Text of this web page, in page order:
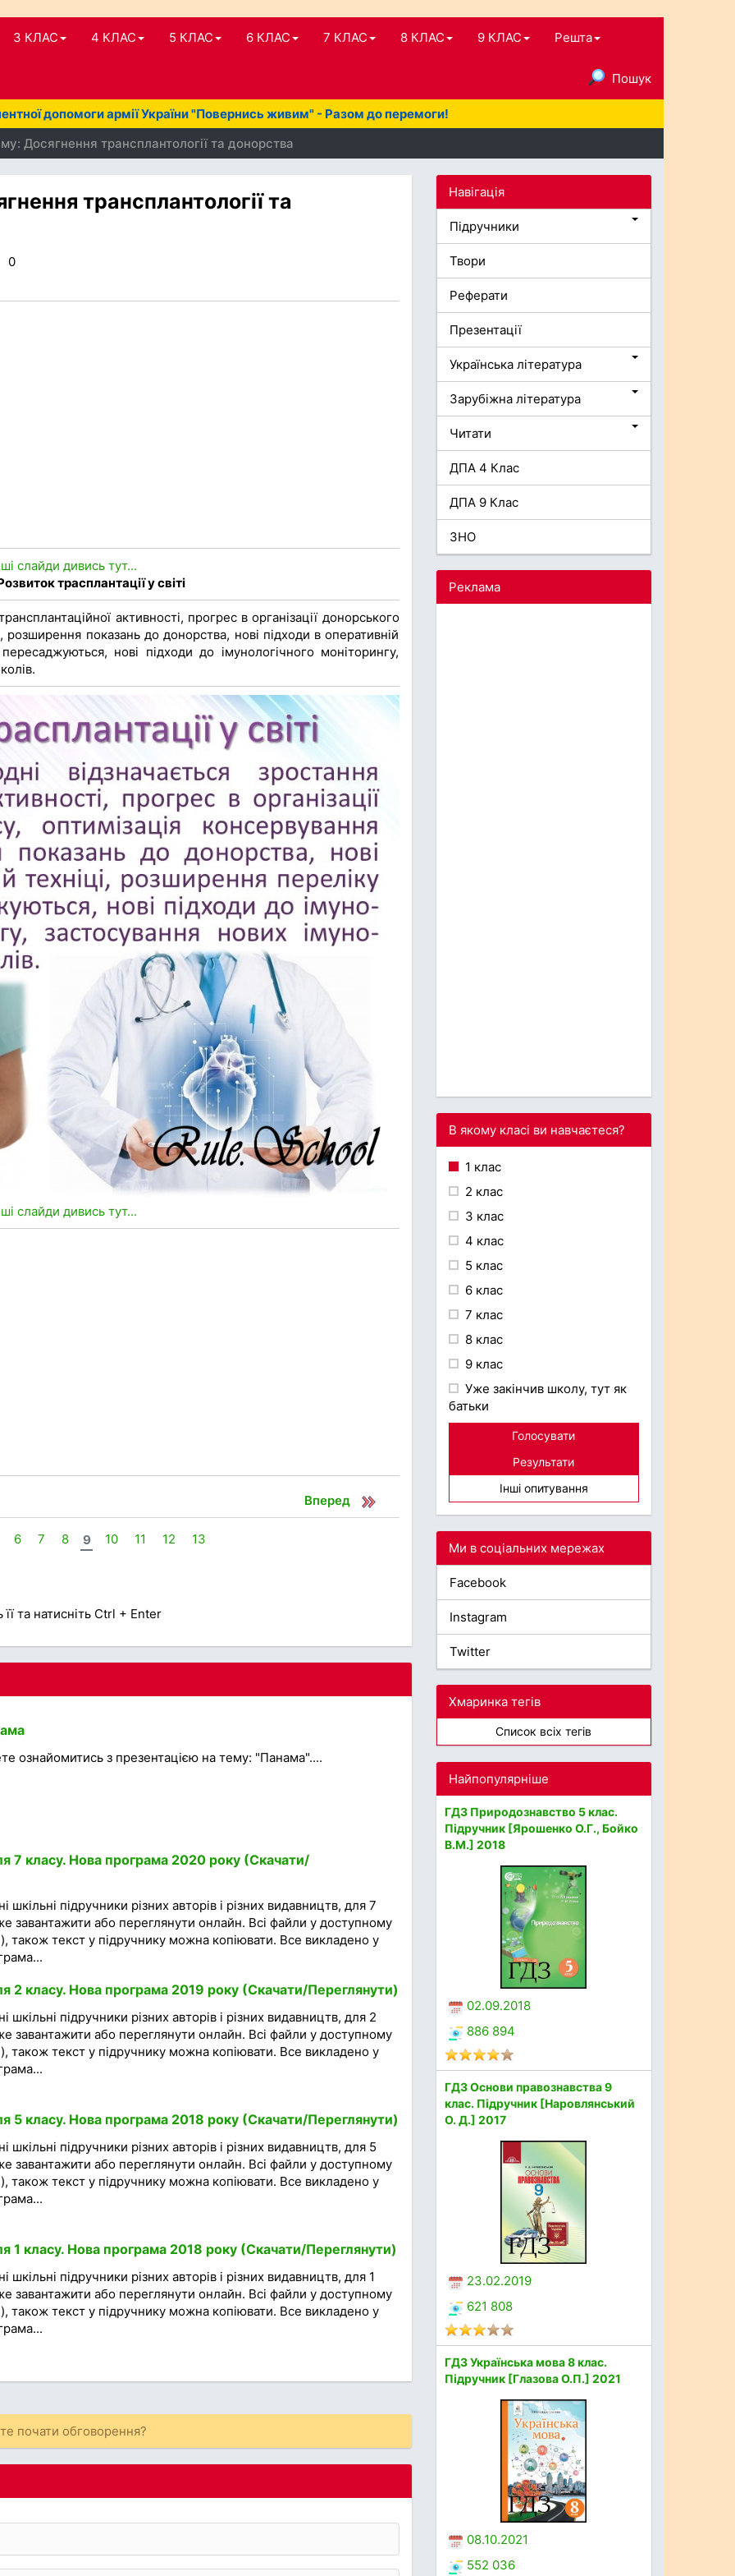
3 КЛАС 4 КЛАС 5 КЛАС 6 КЛАС 7 КЛАС 8 КЛАС 9 КЛАС Решта
Пошук
допомоги армії України "Повернись живим" - Разом до перемоги!
Досягнення трансплантології та донорства
трансплантології та
0
слайди дивись тут...
трасплантації у світі
активності, прогрес в організації донорського
розширення показань до донорства, нові підходи в оперативній
нові підходи до імунологічного моніторингу,
слайди дивись тут...
Вперед
6 7 8 9 10 11 12 13
та натисніть Ctrl + Enter
ознайомитись з презентацією на тему: "Панама"....
7 класу. Нова програма 2020 року (Скачати/
шкільні підручники різних авторів і різних видавництв, для 7
завантажити або переглянути онлайн. Всі файли у доступному
також текст у підручнику можна копіювати. Все викладено у
2 класу. Нова програма 2019 року (Скачати/Переглянути)
шкільні підручники різних авторів і різних видавництв, для 2
завантажити або переглянути онлайн. Всі файли у доступному
також текст у підручнику можна копіювати. Все викладено у
5 класу. Нова програма 2018 року (Скачати/Переглянути)
шкільні підручники різних авторів і різних видавництв, для 5
завантажити або переглянути онлайн. Всі файли у доступному
також текст у підручнику можна копіювати. Все викладено у
1 класу. Нова програма 2018 року (Скачати/Переглянути)
шкільні підручники різних авторів і різних видавництв, для 1
завантажити або переглянути онлайн. Всі файли у доступному
також текст у підручнику можна копіювати. Все викладено у
почати обговорення?
Навігація
Підручники
Твори
Реферати
Презентації
Українська література
Зарубіжна література
Читати
ДПА 4 Клас
ДПА 9 Клас
ЗНО
Реклама
В якому класі ви навчаєтеся?
1 клас
2 клас
3 клас
4 клас
5 клас
6 клас
7 клас
8 клас
9 клас
Уже закінчив школу, тут як
батьки
Голосувати
Результати
Інші опитування
Ми в соціальних мережах
Facebook
Instagram
Twitter
Хмаринка тегів
Список всіх тегів
Найпопулярніше
ГДЗ Природознавство 5 клас.
Підручник [Ярошенко О.Г., Бойко
В.М.] 2018
02.09.2018
886 894
ГДЗ Основи правознавства 9
клас. Підручник [Наровлянський
О. Д.] 2017
23.02.2019
621 808
ГДЗ Українська мова 8 клас.
Підручник [Глазова О.П.] 2021
08.10.2021
552 036